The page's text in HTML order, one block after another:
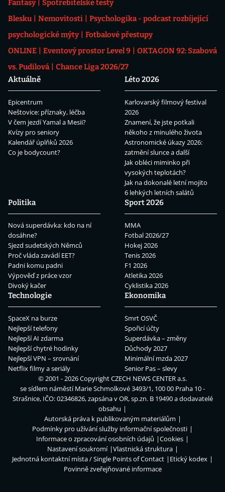
Fantasy
Spotřebitelské testy
Blesku
Nemovitosti
Psychologika - podcast rozbíjející
psychologické mýty
Fotbalové přestupy
ONLINE
Eventový prostor Level 9
OKTAGON 92: Szabová
vs. Pudilová
Chance Liga 2026/27
Aktuálně
Epicentrum
Neštovice: příznaky, léčba
V čem jezdí Yamal a Mesii?
Kvízy pro seniory
Kalendář úplňků 2026
Co je bodycount?
Léto 2026
Karlovarský filmový festival
2026
Znamení, že jste potkali
někoho z minulého života
Astronomické úkazy 2026:
zatmění slunce a další
Jak obléci miminko při
vysokých teplotách?
Jak na dokonalé letní mojito
6 lehkých letních salátů
Politika
Nová superdávka: kdo na ní
dosáhne?
Sjezd sudetských Němců
Proč vláda zavádí EET?
Padni komu padni
Výpověď z práce vzor
Divoký kačer
Sport 2026
MMA
Fotbal 2026/27
Hokej 2026
Tenis 2026
F1 2026
Atletika 2026
Cyklistika 2026
Technologie
SpaceX na burze
Nejlepší telefony
Nejlepší AI zdarma
Nejlepší chytré hodinky
Nejlepší VPN – srovnání
Netflix filmy a seriály
Ekonomika
Smrt OSVČ
Spořicí účty
Superdávka – změny
Důchody 2027
Minimální mzda 2027
Senior Pas – slevy
© 2001 - 2026 CopyrightCZECH NEWS CENTER a.s.
se sídlem náměstí Marie Schmolkové 3493/1, 100 00 Praha 10 -
Strašnice, IČO: 02346826, zapsána v OR, sp.zn. B 19490 a dodavatelé
obsahu
Autorská práva k publikovaným materiálům
Podmínky pro užívání služby informační společnosti
Informace o zpracování osobních údajů
Cookies
Nastavení soukromí
Vlastnická struktura
Jednotná kontaktní místa / Single Points of Contact
Etický kodex
Povinně zveřejňované informace